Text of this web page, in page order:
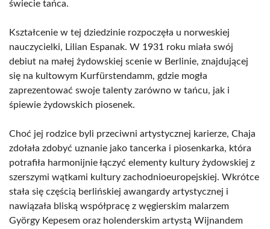
świecie tańca.
Kształcenie w tej dziedzinie rozpoczęła u norweskiej
nauczycielki, Lilian Espanak. W 1931 roku miała swój
debiut na małej żydowskiej scenie w Berlinie, znajdującej
się na kultowym Kurfürstendamm, gdzie mogła
zaprezentować swoje talenty zarówno w tańcu, jak i
śpiewie żydowskich piosenek.
Choć jej rodzice byli przeciwni artystycznej karierze, Chaja
zdołała zdobyć uznanie jako tancerka i piosenkarka, która
potrafiła harmonijnie łączyć elementy kultury żydowskiej z
szerszymi wątkami kultury zachodnioeuropejskiej. Wkrótce
stała się częścią berlińskiej awangardy artystycznej i
nawiązała bliską współpracę z węgierskim malarzem
György Kepesem oraz holenderskim artystą Wijnandem